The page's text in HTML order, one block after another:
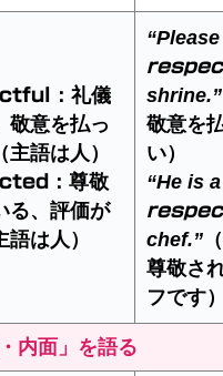
：礼儀
敬意を払っ
語は人）
：尊敬
る、評価が
は人）
shrine.”
敬意を
い）
“He is
chef.”
尊敬さ
フです
内面」を語る